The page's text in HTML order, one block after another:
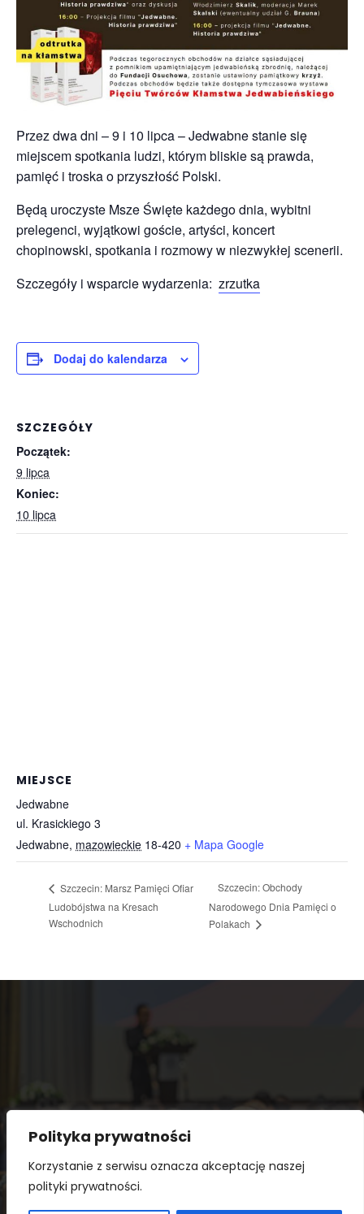
Polityka prywatności
Korzystanie z serwisu oznacza akceptację naszej
polityki prywatności.
Przez dwa dni – 9 i 10 lipca – Jedwabne stanie się
miejscem spotkania ludzi, którym bliskie są prawda,
pamięć i troska o przyszłość Polski.
Będą uroczyste Msze Święte każdego dnia, wybitni
prelegenci, wyjątkowi goście, artyści, koncert
chopinowski, spotkania i rozmowy w niezwykłej scenerii.
Szczegóły i wsparcie wydarzenia: zrzutka
Dodaj do kalendarza
SZCZEGÓŁY
Początek:
9 lipca
Koniec:
10 lipca
MIEJSCE
Jedwabne
ul. Krasickiego 3
Jedwabne, mazowieckie 18-420 + Mapa Google
Szczecin: Marsz Pamięci Ofiar
Ludobójstwa na Kresach
Wschodnich
Szczecin: Obchody
Narodowego Dnia Pamięci o
Polakach